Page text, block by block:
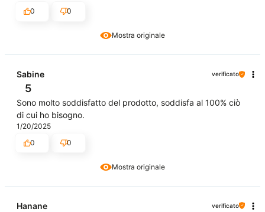
Mostra originale
0
0
Mostra originale
Sabine verificato
5
Sono molto soddisfatto del prodotto, soddisfa al 100% ciò
di cui ho bisogno.
1/20/2025
0
0
Hanane verificato